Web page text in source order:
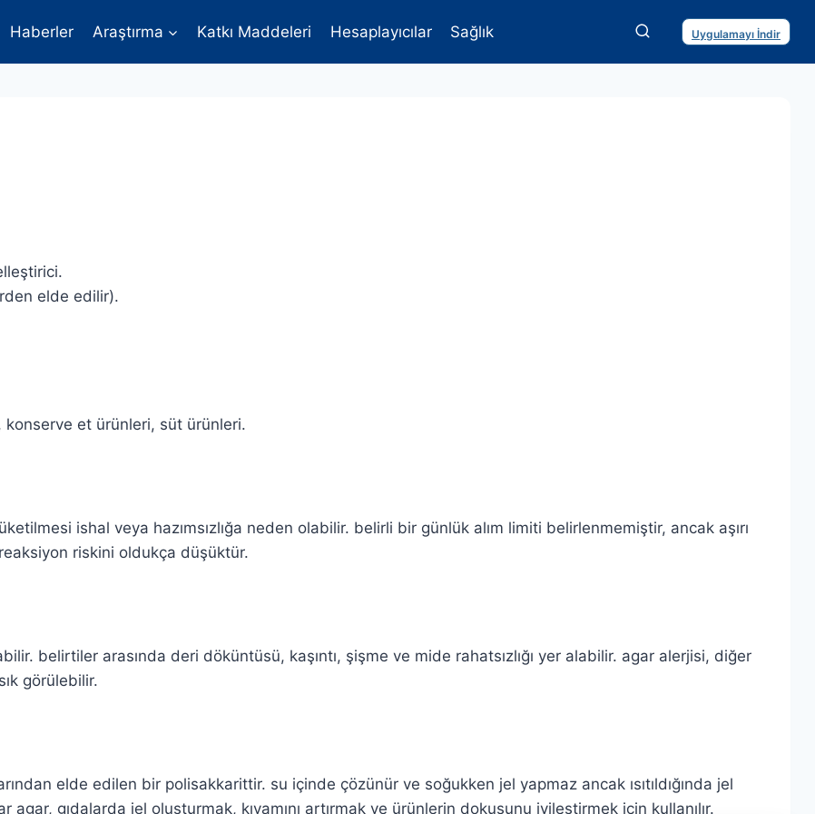
Haberler Araştırma Katkı Maddeleri Hesaplayıcılar Sağlık Uygulamayı İndir
elde edilir).
konserve et ürünleri, süt ürünleri.
ishal veya hazımsızlığa neden olabilir. belirli bir günlük alım limiti belirlenmemiştir, ancak aşırı
riskini oldukça düşüktür.
belirtiler arasında deri döküntüsü, kaşıntı, şişme ve mide rahatsızlığı yer alabilir. agar alerjisi, diğer
görülebilir.
elde edilen bir polisakkarittir. su içinde çözünür ve soğukken jel yapmaz ancak ısıtıldığında jel
gıdalarda jel oluşturmak, kıvamını artırmak ve ürünlerin dokusunu iyileştirmek için kullanılır.